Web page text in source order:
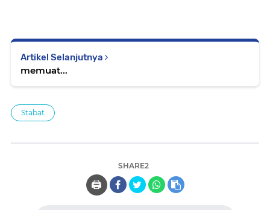
Artikel Selanjutnya
memuat...
Stabat
SHARE2
🖨️